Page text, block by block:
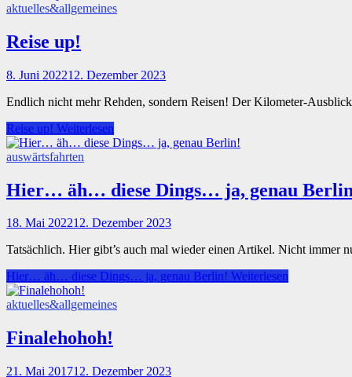
aktuelles&allgemeines
Reise up!
8. Juni 202212. Dezember 2023
Endlich nicht mehr Rehden, sondern Reisen! Der Kilometer-
Reise up! Weiterlesen
auswärtsfahrten
Hier… äh… diese Dings… ja, genau
18. Mai 202212. Dezember 2023
Tatsächlich. Hier gibt’s auch mal wieder einen Artikel. Nicht
Hier… äh… diese Dings… ja, genau Berlin! Weiterlesen
aktuelles&allgemeines
Finalehohoh!
21. Mai 201712. Dezember 2023